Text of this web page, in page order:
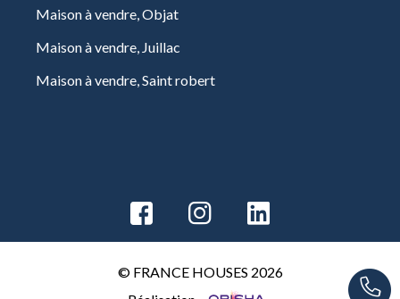
Maison à vendre, Objat
Maison à vendre, Juillac
Maison à vendre, Saint robert
© FRANCE HOUSES 2026